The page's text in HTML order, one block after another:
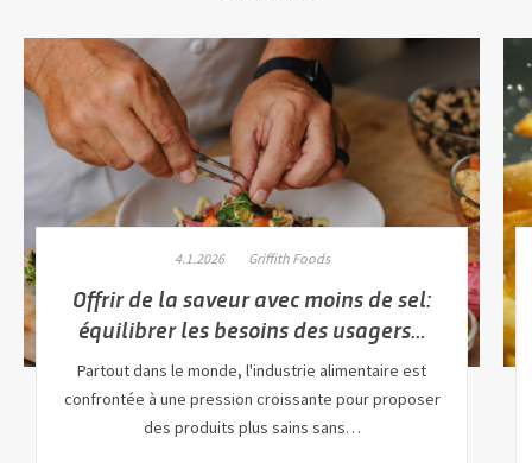
4.1.2026 Griffith Foods
Offrir de la saveur avec moins de sel:
équilibrer les besoins des usagers…
Partout dans le monde, l'industrie alimentaire est
confrontée à une pression croissante pour proposer
des produits plus sains sans…